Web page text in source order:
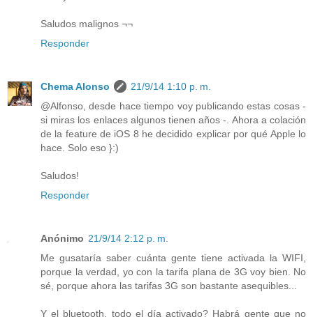
Saludos malignos ¬¬
Responder
Chema Alonso
21/9/14 1:10 p. m.
@Alfonso, desde hace tiempo voy publicando estas cosas -
si miras los enlaces algunos tienen años -. Ahora a colación
de la feature de iOS 8 he decidido explicar por qué Apple lo
hace. Solo eso }:)
Saludos!
Responder
Anónimo 21/9/14 2:12 p. m.
Me gusataría saber cuánta gente tiene activada la WIFI,
porque la verdad, yo con la tarifa plana de 3G voy bien. No
sé, porque ahora las tarifas 3G son bastante asequibles...
Y el bluetooth, todo el día activado? Habrá gente que no